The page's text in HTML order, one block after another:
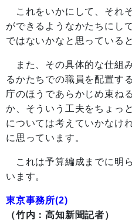
これをいかにして、それ
ができるようなかたちにし
ではないかなと思っている
また、その具体的な仕組
るかたちでの職員を配置す
庁のほうであらかじめ束ね
か、そういう工夫をちょっ
については考えていかなけ
に思っています。
これは予算編成までに明
います。
東京事務所(2)
（竹内：高知新聞記者）